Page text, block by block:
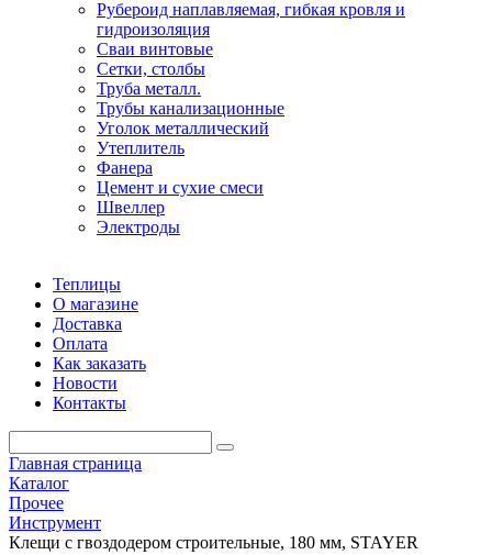
Рубероид наплавляемая, гибкая кровля и
гидроизоляция
Сваи винтовые
Сетки, столбы
Труба металл.
Трубы канализационные
Уголок металлический
Утеплитель
Фанера
Цемент и сухие смеси
Швеллер
Электроды
Теплицы
О магазине
Доставка
Оплата
Как заказать
Новости
Контакты
Главная страница
Каталог
Прочее
Инструмент
Клещи с гвоздодером строительные, 180 мм, STAYER